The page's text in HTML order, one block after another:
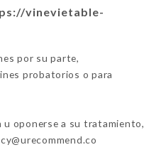
vinevietable-
por su parte,
probatorios o para
oponerse a su tratamiento,